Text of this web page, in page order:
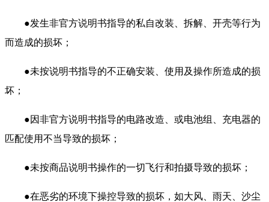
●发生非官方说明书指导的私自改装、拆解、开壳等行为
而造成的损坏；
●未按说明书指导的不正确安装、使用及操作所造成的损
坏；
●因非官方说明书指导的电路改造、或电池组、充电器的
匹配使用不当导致的损坏；
●未按商品说明书操作的一切飞行和拍摄导致的损坏；
●在恶劣的环境下操控导致的损坏，如大风、雨天、沙尘